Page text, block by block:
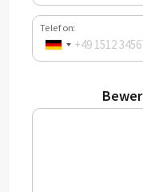
Telefon: